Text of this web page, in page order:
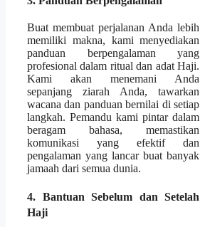
Buat membuat perjalanan Anda lebih
memiliki makna, kami menyediakan
panduan berpengalaman yang
profesional dalam ritual dan adat Haji.
Kami akan menemani Anda
sepanjang ziarah Anda, tawarkan
wacana dan panduan bernilai di setiap
langkah. Pemandu kami pintar dalam
beragam bahasa, memastikan
komunikasi yang efektif dan
pengalaman yang lancar buat banyak
jamaah dari semua dunia.
4. Bantuan Sebelum dan Setelah
Haji